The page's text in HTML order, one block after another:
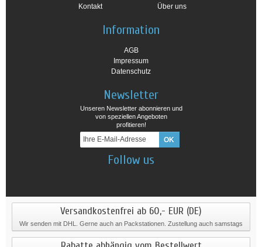
Kontakt
Über uns
Information
AGB
Impressum
Datenschutz
Newsletter
Unseren Newsletter abonnieren und
von speziellen Angeboten
profitieren!
Follow us
Versandkostenfrei ab 60,- EUR (DE)
Wir senden mit DHL. Gerne auch an Packstationen. Zustellung auch samstags